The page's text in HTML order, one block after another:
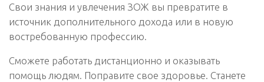
Свои знания и увлечения ЗОЖ вы превратите в
источник дополнительного дохода или в новую
востребованную профессию.
Сможете работать дистанционно и оказывать
помощь людям. Поправите свое здоровье. Станете